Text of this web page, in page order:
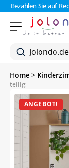
Bezahlen Sie auf
Home >
teilig
ANGEBOT!